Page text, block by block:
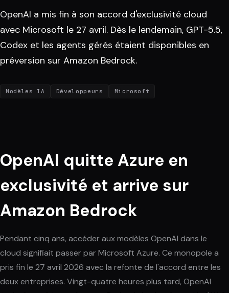
OpenAI a mis fin à son accord d'exclusivité cloud
avec Microsoft le 27 avril. Dès le lendemain, GPT-5.5,
Codex et les agents gérés étaient disponibles en
préversion sur Amazon Bedrock.
Modèles IA Développeurs Microsoft
OpenAI quitte Azure en
exclusivité et arrive sur
Amazon Bedrock
Pendant cinq ans, accéder aux modèles OpenAI dans le
cloud signifiait passer par Microsoft Azure. Ce monopole a
pris fin le 27 avril 2026 avec la refonte de l'accord entre les
deux entreprises. Vingt-quatre heures plus tard, OpenAI